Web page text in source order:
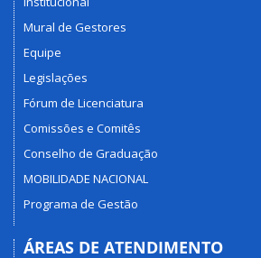
Mural de Gestores
Equipe
Legislações
Fórum de Licenciatura
Comissões e Comitês
Conselho de Graduação
MOBILIDADE NACIONAL
Programa de Gestão
ÁREAS DE ATENDIMENTO